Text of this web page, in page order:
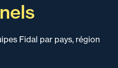
Fidal par pays, région